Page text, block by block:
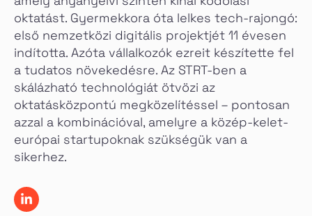
oktatást. Gyermekkora óta lelkes tech-rajongó:
első nemzetközi digitális projektjét 11 évesen
indította. Azóta vállalkozók ezreit készítette fel
a tudatos növekedésre. Az STRT-ben a
skálázható technológiát ötvözi az
oktatásközpontú megközelítéssel – pontosan
azzal a kombinációval, amelyre a közép-kelet-
európai startupoknak szükségük van a
sikerhez.